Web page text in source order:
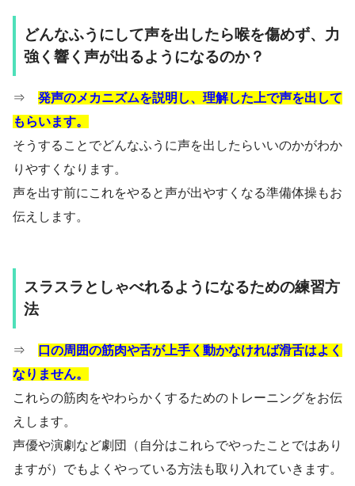
どんなふうにして声を出したら喉を傷めず、力
強く響く声が出るようになるのか？
⇒ 発声のメカニズムを説明し、理解した上で声を出して
もらいます。
そうすることでどんなふうに声を出したらいいのかがわか
りやすくなります。
声を出す前にこれをやると声が出やすくなる準備体操もお
伝えします。
スラスラとしゃべれるようになるための練習方
法
⇒
口の周囲の筋肉や舌が上手く動かなければ滑舌はよく
なりません。
これらの筋肉をやわらかくするためのトレーニングをお伝
えします。
声優や演劇など劇団（自分はこれらでやったことではあり
ますが）でもよくやっている方法も取り入れていきます。